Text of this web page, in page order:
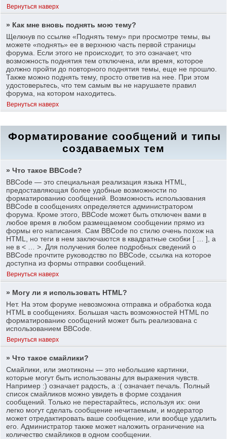
Вернуться наверх
» Как мне вновь поднять мою тему?
Щелкнув по ссылке «Поднять тему» при просмотре темы, вы
можете «поднять» ее в верхнюю часть первой страницы
форума. Если этого не происходит, то это означает, что
возможность поднятия тем отключена, или время, которое
должно пройти до повторного поднятия темы, еще не прошло.
Также можно поднять тему, просто ответив на нее. При этом
удостоверьтесь, что тем самым вы не нарушаете правил
форума, на котором находитесь.
Вернуться наверх
Форматирование сообщений и типы
создаваемых тем
» Что такое BBCode?
BBCode — это специальная реализация языка HTML,
предоставляющая более удобные возможности по
форматированию сообщений. Возможность использования
BBCode в сообщениях определяется администратором
форума. Кроме этого, BBCode может быть отключен вами в
любое время в любом размещаемом сообщении прямо из
формы его написания. Сам BBCode по стилю очень похож на
HTML, но теги в нем заключаются в квадратные скобки [ … ], а
не в < … >. Для получения более подробных сведений о
BBCode прочтите руководство по BBCode, ссылка на которое
доступна из формы отправки сообщений.
Вернуться наверх
» Могу ли я использовать HTML?
Нет. На этом форуме невозможна отправка и обработка кода
HTML в сообщениях. Большая часть возможностей HTML по
форматированию сообщений может быть реализована с
использованием BBCode.
Вернуться наверх
» Что такое смайлики?
Смайлики, или эмотиконы — это небольшие картинки,
которые могут быть использованы для выражения чувств.
Например :) означает радость, а :( означает печаль. Полный
список смайликов можно увидеть в форме создания
сообщений. Только не перестарайтесь, используя их: они
легко могут сделать сообщение нечитаемым, и модератор
может отредактировать ваше сообщение, или вообще удалить
его. Администратор также может наложить ограничение на
количество смайликов в одном сообщении.